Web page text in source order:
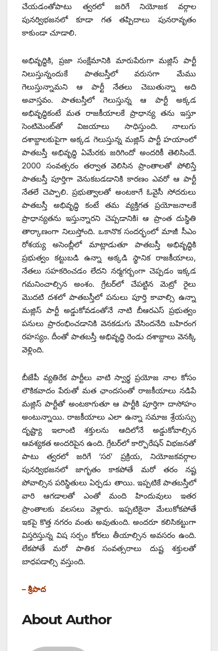
చేయడంతోపాటు త్వరలో జరిగే నియోజక వర్గాల
పునర్విభజనలో కూడా గత తప్పిదాలు పునరావృతం
కాకుండా చూడాలి.
అభివృద్ధికి, ప్రజా సంక్షేమానికి మారుపేరుగా మజ్లిస్ పార్టీ
నిలుస్తున్నందుకే పాతబస్తీలో వరుసగా మేము
గెలుస్తున్నామని ఆ పార్టీ నేతలు చెబుతున్నా అది
అవాస్తవం. పాతబస్తీలో గెలుస్తున్న ఆ పార్టీ అక్కడ
అభివృద్ధికంటే మత రాజకీయాలకే ప్రాధాన్య తను ఇస్తూ
సెంటిమెంట్‌తో విజయాలు సాధిస్తుంది. నాలుగు
దశాబ్దాలకుపైగా అక్కడ గెలుస్తున్న మజ్లిస్ పార్టీ హయాంలో
పాతబస్తీ అభివృద్ధి ఏమేరకు జరిగిందో అందరికీ తెలిసిందే.
2000 సంవత్సరం తర్వాత వెలిసిన ప్రాంతాలతో పోలిస్తే
పాతబస్తీ పూర్తిగా వెనుకబడడానికి కారణం ఎవరో ఆ పార్టీ
నేతలే చెప్పాలి. ప్రభుత్వాలతో అంటకాగే ఓవైసీ సోదరులు
పాతబస్తీ అభివృద్ధి కంటే తమ వ్యక్తిగత ప్రయోజనాలకే
ప్రాధాన్యతను ఇస్తున్నారని చెప్పడానికిì ఆ ప్రాంత దుస్థితి
తార్కాణంగా నిలుస్తోంది. ఒకానొక సందర్భంలో మాజీ సీఎం
రోశయ్య అసెంబ్లీలో మాట్లాడుతూ పాతబస్తీ అభివృద్ధికి
ప్రభుత్వం కట్టుబడి ఉన్నా అక్కడి స్థానిక రాజకీయాలు,
నేతలు సహకరించడం లేదని నర్మగర్బంగా చెప్పడం ఇక్కడ
గమనించాల్సిన అంశం. గ్రేటర్‌లో చేపట్టిన మెట్రో రైలు
మొదటి దశలో పాతబస్తీలో పనులు పూర్తి కావాల్సి ఉన్నా
మజ్లిస్ పార్టీ అడ్డుకోవడంతోనే నాటి బీఆరఎస్ ప్రభుత్వం
పనులు ప్రారంభించడానికి వెనకడుగు వేసిందనేది బహిరంగ
రహస్యం. దీంతో పాతబస్తీ అభివృద్ధి రెండు దశాబ్దాలు వెనక్కి
వెళ్లింది.
బీజేపీ వ్యతిరేక పార్టీలు వాటి స్వార్థ ప్రయోజ నాల కోసం
లౌకికవాదం పేరుతో మత ఛాందసంతో రాజకీయాలు నడిపే
మజ్లిస్ పార్టీతో అంటకాగుతూ ఆ పార్టీకి పూర్తిగా దాసోహం
అంటున్నాయి. రాజకీయాలు ఎలా ఉన్నా సమాజ శ్రేయస్సు
దృష్ట్యా ఇలాంటి శక్తులను ఆదిలోనే అడ్డుకోవాల్సిన
ఆవశ్యకత అందరిపైన ఉంది. గ్రేటర్‌లో కార్పొరేషన్ విభజనతో
పాటు త్వరలో జరిగే ‘సర’ ప్రక్రియ, నియోజకవర్గాల
పునర్విభజనలో జాగృతం కాకపోతే మరో తరం నష్ట
పోవాల్సిన పరిస్థితులు ఏర్పడు తాయి. ఇప్పటికే పాతబస్తీలో
వారి ఆగడాలతో ఎంతో మంది హిందువులు ఇతర
ప్రాంతాలకు వలసలు వెళ్లారు. ఇప్పటికైనా మేలుకోకపోతే
ఇకపై కొత్త నగరం వంతు అవుతుంది. అందరూ కలిసికట్టుగా
విస్తరిస్తున్న విష సర్పం కోరలు తీయాల్సిన అవసరం ఉంది.
లేకపోతే మరో పాతిక సంవత్సరాలు దుష్ట శక్తులతో
బాధపడాల్సి వస్తుంది.
– శ్రీపాద
About Author